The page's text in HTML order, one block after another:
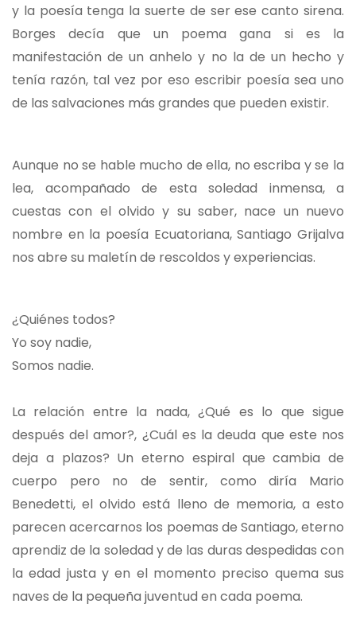
y la poesía tenga la suerte de ser ese canto sirena.
Borges decía que un poema gana si es la
manifestación de un anhelo y no la de un hecho y
tenía razón, tal vez por eso escribir poesía sea uno
de las salvaciones más grandes que pueden existir.
Aunque no se hable mucho de ella, no escriba y se la
lea, acompañado de esta soledad inmensa, a
cuestas con el olvido y su saber, nace un nuevo
nombre en la poesía Ecuatoriana, Santiago Grijalva
nos abre su maletín de rescoldos y experiencias.
¿Quiénes todos?
Yo soy nadie,
Somos nadie.
La relación entre la nada, ¿Qué es lo que sigue
después del amor?, ¿Cuál es la deuda que este nos
deja a plazos? Un eterno espiral que cambia de
cuerpo pero no de sentir, como diría Mario
Benedetti, el olvido está lleno de memoria, a esto
parecen acercarnos los poemas de Santiago, eterno
aprendiz de la soledad y de las duras despedidas con
la edad justa y en el momento preciso quema sus
naves de la pequeña juventud en cada poema.